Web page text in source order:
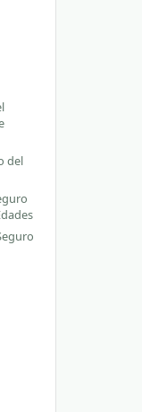
del